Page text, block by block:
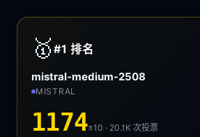
🥇 #1排名
mistral-medium-2508
MISTRAL
1174±10 · 20.1K次投票